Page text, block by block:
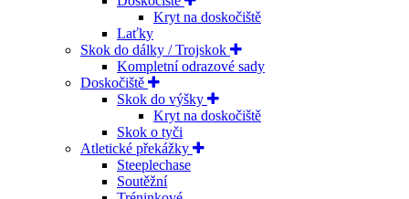
Kryt na doskočiště
Laťky
Skok do dálky / Trojskok
Kompletní odrazové sady
Doskočiště
Skok do výšky
Kryt na doskočiště
Skok o tyči
Atletické překážky
Steeplechase
Soutěžní